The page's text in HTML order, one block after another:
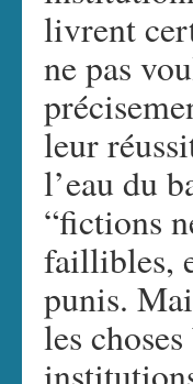
livrent
ne pas
leur
l’eau du
“fictions
faillibles,
punis.
les